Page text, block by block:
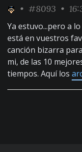
• #8093 •
Ya estuvo...pero a
está en vuestros
canción bizarra
mi, de las 10
tiempos. Aquí los